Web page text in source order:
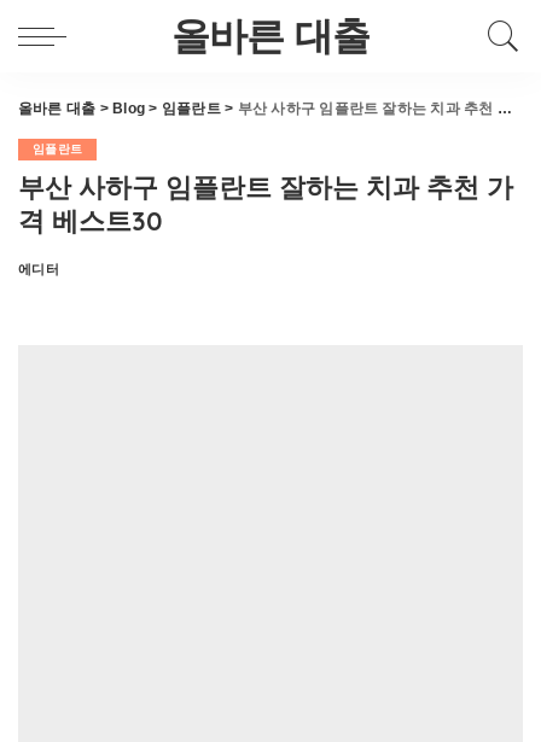
올바른 대출
올바른 대출 > Blog > 임플란트> 부산 사하구 임플란트 잘하는 치과 추천 가격 베스트30
임플란트
부산 사하구 임플란트 잘하는 치과 추천 가
격 베스트30
Posted
에디터